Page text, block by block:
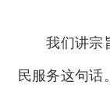
我们讲宗旨
民服务这句话